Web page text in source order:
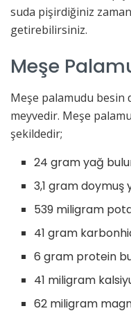
suda pişirdiğiniz
getirebilirsiniz.
Meşe
Meşe palamudu besin
meyvedir. Meşe
şekildedir;
24 gram yağ
3,1 gram doymuş
539 miligram
41 gram
6 gram protein
41 miligram
62 miligram